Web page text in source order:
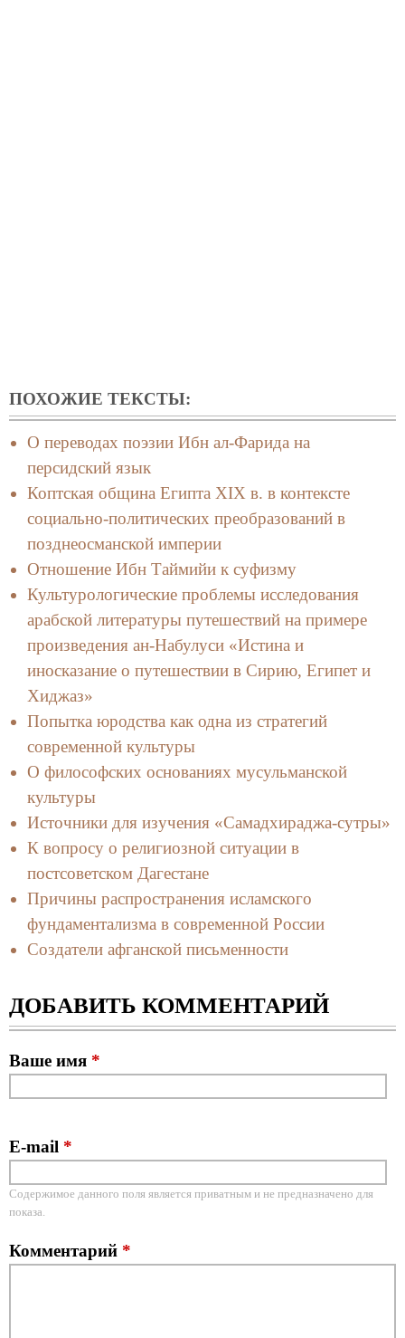
ПОХОЖИЕ ТЕКСТЫ:
О переводах поэзии Ибн ал-Фарида на
персидский язык
Коптская община Египта XIX в. в контексте
социально-политических преобразований в
позднеосманской империи
Отношение Ибн Таймийи к суфизму
Культурологические проблемы исследования
арабской литературы путешествий на примере
произведения ан-Набулуси «Истина и
иносказание о путешествии в Сирию, Египет и
Хиджаз»
Попытка юродства как одна из стратегий
современной культуры
О философских основаниях мусульманской
культуры
Источники для изучения «Самадхираджа-сутры»
К вопросу о религиозной ситуации в
постсоветском Дагестане
Причины распространения исламского
фундаментализма в современной России
Создатели афганской письменности
ДОБАВИТЬ КОММЕНТАРИЙ
Ваше имя *
E-mail *
Содержимое данного поля является приватным и не предназначено для
показа.
Комментарий *